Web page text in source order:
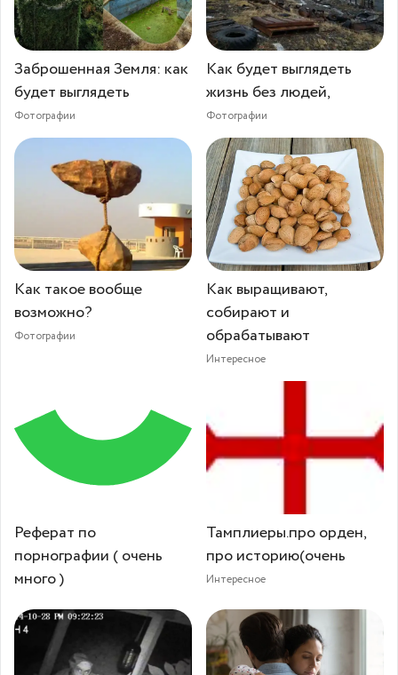
Заброшенная Земля: как
будет выглядеть
Фотографии
Как будет выглядеть
жизнь без людей,
Фотографии
Как такое вообще
возможно?
Фотографии
Как выращивают,
собирают и
обрабатывают
Интересное
Реферат по
порнографии ( очень
много )
Тамплиеры.про орден,
про историю(очень
Интересное